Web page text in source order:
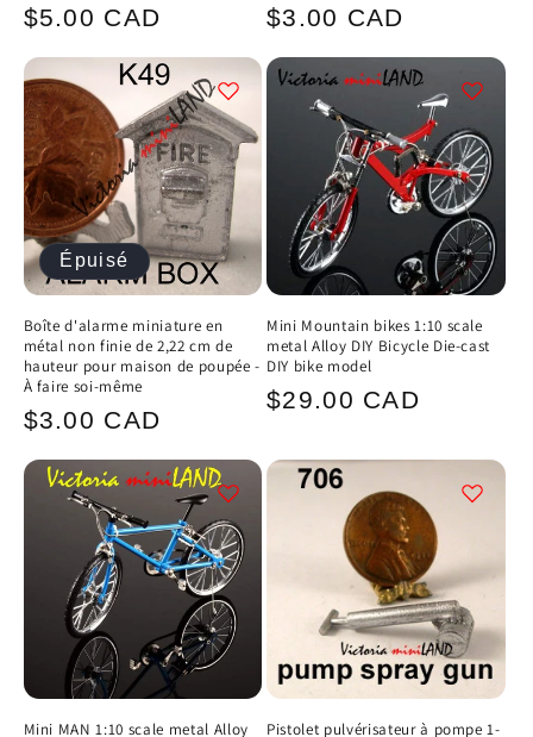
Prix
$5.00 CAD
Prix
$3.00 CAD
Épuisé
Boîte d'alarme miniature en
métal non finie de 2,22 cm de
hauteur pour maison de poupée -
À faire soi-même
Prix
$3.00 CAD
Mini Mountain bikes 1:10 scale
metal Alloy DIY Bicycle Die-cast
DIY bike model
Prix
$29.00 CAD
Mini MAN 1:10 scale metal Alloy
Pistolet pulvérisateur à pompe 1-